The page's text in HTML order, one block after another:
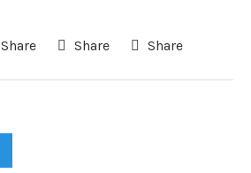
Share Share Share